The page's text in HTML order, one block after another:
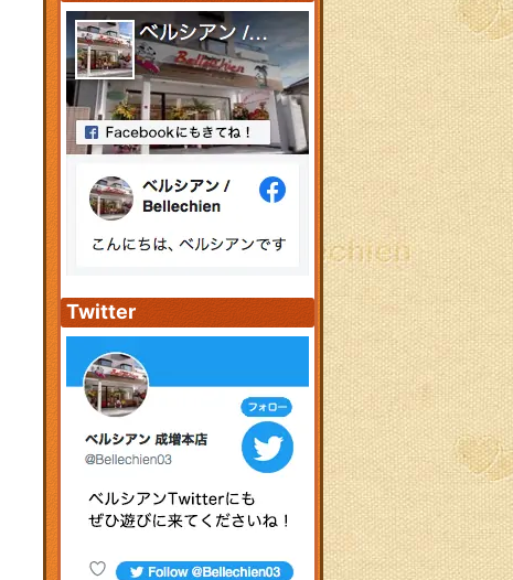
Twitter